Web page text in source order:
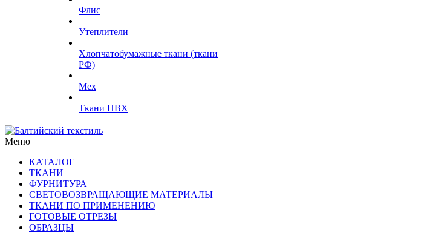
Флис
Утеплители
Хлопчатобумажные ткани (ткани
РФ)
Мех
Ткани ПВХ
Меню
КАТАЛОГ
ТКАНИ
ФУРНИТУРА
СВЕТОВОЗВРАЩАЮЩИЕ МАТЕРИАЛЫ
ТКАНИ ПО ПРИМЕНЕНИЮ
ГОТОВЫЕ ОТРЕЗЫ
ОБРАЗЦЫ